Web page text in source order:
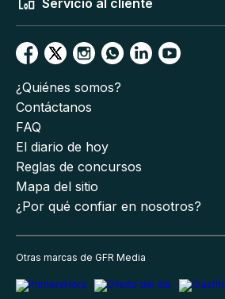
Servicio al cliente
¿Quiénes somos?
Contáctanos
FAQ
El diario de hoy
Reglas de concursos
Mapa del sitio
¿Por qué confiar en nosotros?
Otras marcas de GFR Media